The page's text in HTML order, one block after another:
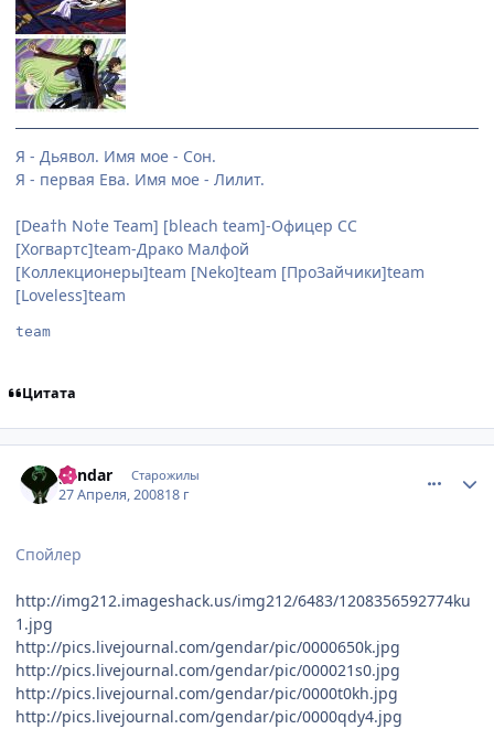
Я - Дьявол. Имя мое - Сон.
Я - первая Ева. Имя мое - Лилит.
[Dea†h No†e Team] [bleach team]-Офицер СС
[Хогвартс]team-Драко Малфой
[Коллекционеры]team [Neko]team [ПроЗайчики]team
[Loveless]team
team
Цитата
gendar Старожилы
27 Апреля, 200818 г
Спойлер
http://img212.imageshack.us/img212/6483/1208356592774ku
1.jpg
http://pics.livejournal.com/gendar/pic/0000650k.jpg
http://pics.livejournal.com/gendar/pic/000021s0.jpg
http://pics.livejournal.com/gendar/pic/0000t0kh.jpg
http://pics.livejournal.com/gendar/pic/0000qdy4.jpg